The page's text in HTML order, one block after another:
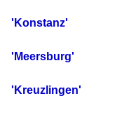
'Konstanz'
'Meersburg'
'Kreuzlingen'